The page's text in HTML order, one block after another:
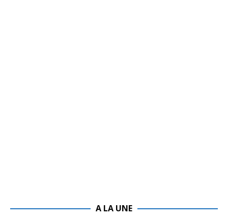
A LA UNE